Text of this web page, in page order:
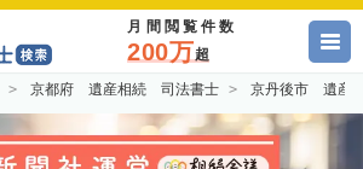
月間閲覧件数
200万超
京都府 遺産相続 司法書士 京丹後市 遺産